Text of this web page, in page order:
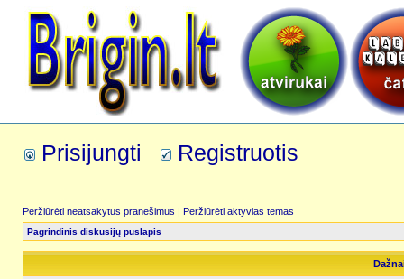
Prisijungti Registruotis
Peržiūrėti neatsakytus pranešimus | Peržiūrėti aktyvias temas
Pagrindinis diskusijų puslapis